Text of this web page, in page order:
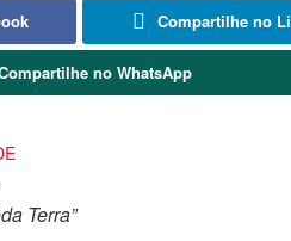
Compartilhe no
no WhatsApp
Terra”